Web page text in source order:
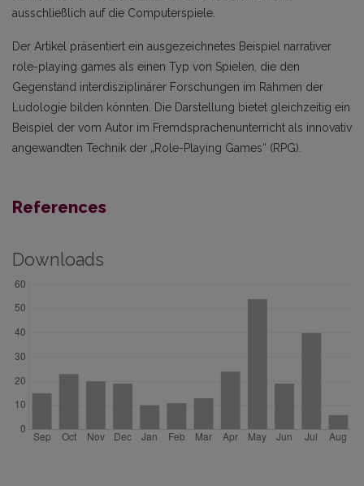
ausschließlich auf die Computerspiele.
Der Artikel präsentiert ein ausgezeichnetes Beispiel narrativer
role-playing games als einen Typ von Spielen, die den
Gegenstand interdisziplinärer Forschungen im Rahmen der
Ludologie bilden könnten. Die Darstellung bietet gleichzeitig ein
Beispiel der vom Autor im Fremdsprachenunterricht als innovativ
angewandten Technik der „Role-Playing Games“ (RPG).
References
Downloads